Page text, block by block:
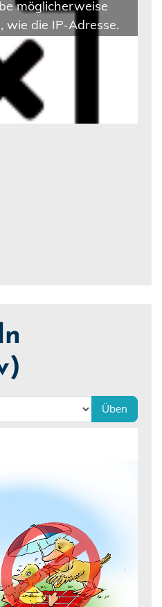
möglicherweise
wie die IP-Adresse.
Üben